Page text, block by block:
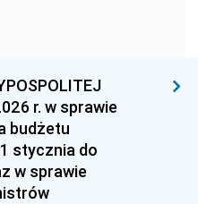
1937
r. w sprawie
budżetu
stycznia do
w sprawie